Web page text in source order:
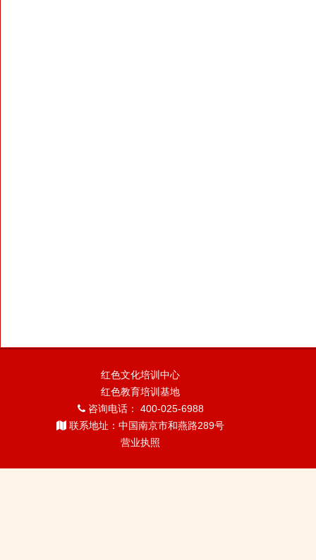
红色文化培训中心
红色教育培训基地
咨询电话： 400-025-6988
联系地址：中国南京市和燕路289号
营业执照